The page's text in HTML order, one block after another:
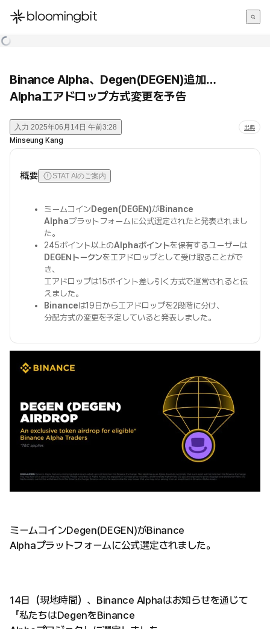
한국어
Binance Alpha、Degen(DEGEN)追加…
Alphaエアドロップ方式変更を予告
入力 2025年06月14日 午前3:28 出典
Minseung Kang
概要 STAT AIのご案内
ミームコインDegen(DEGEN)がBinance
Alphaプラットフォームに公式選定されたと発表されまし
た。
245ポイント以上のAlphaポイントを保有するユーザーは
DEGENトークンをエアドロップとして受け取ることがで
き、
エアドロップは15ポイント差し引く方式で運営されると伝
えました。
Binanceは19日からエアドロップを2段階に分け、
分配方式の変更を予定していると発表しました。
ミームコインDegen(DEGEN)がBinance
Alphaプラットフォームに公式選定されました。
14日（現地時間）、Binance Alphaはお知らせを通じて
「私たちはDegenをBinance